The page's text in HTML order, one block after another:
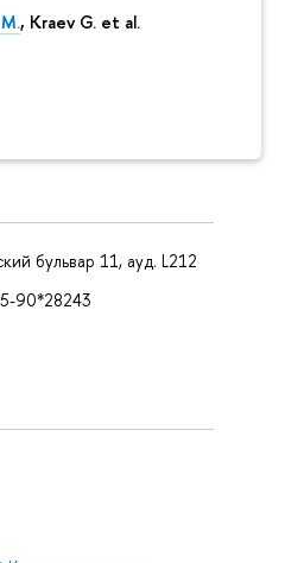
, Kraev G. et al.
бульвар 11, ауд. L212
90*28243